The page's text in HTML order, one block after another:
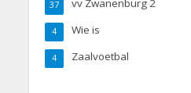
vv Zwanenburg 2
37
Wie is
4
Zaalvoetbal
4